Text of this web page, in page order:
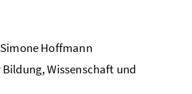
Simone Hoffmann
Wissenschaft und